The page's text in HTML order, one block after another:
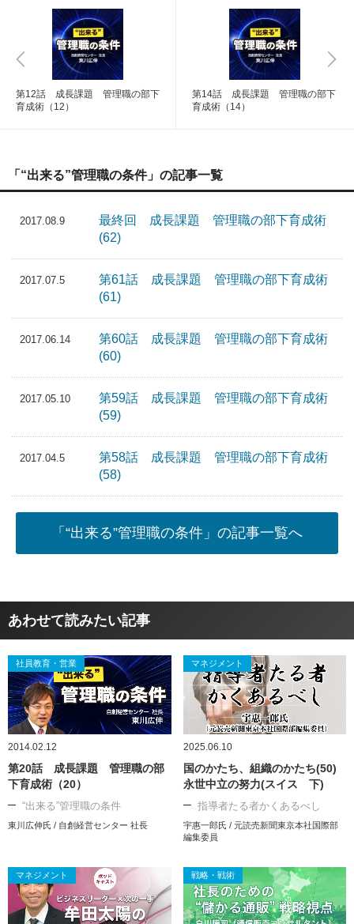
第12話 成長課題 管理職の部下
育成術（12）
第14話 成長課題 管理職の部下
育成術（14）
「“出来る”管理職の条件」の記事一覧
2017.08.9
最終回 成長課題 管理職の部下育成術
(62)
2017.07.5
第61話 成長課題 管理職の部下育成術
(61)
2017.06.14
第60話 成長課題 管理職の部下育成術
(60)
2017.05.10
第59話 成長課題 管理職の部下育成術
(59)
2017.04.5
第58話 成長課題 管理職の部下育成術
(58)
「“出来る”管理職の条件」の記事一覧へ
あわせて読みたい記事
社員教育・営業
2014.02.12
第20話 成長課題 管理職の部
下育成術（20）
“出来る”管理職の条件
東川広伸氏 / 自創経営センター 社長
マネジメント
2025.06.10
国のかたち、組織のかたち(50)
永世中立の努力(スイス 下)
指導者たる者かくあるべし
宇惠一郎氏 / 元読売新聞東京本社国際部
編集委員
マネジメント 戦略・戦術